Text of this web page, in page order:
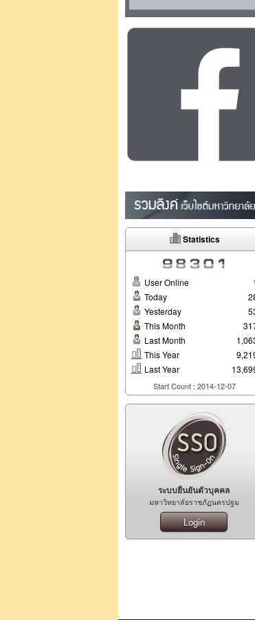
Statistics
User Online
Today
Yesterday
This Month
Last Month
This Year
Last Year
Start Count : 2014-12-07
ระบบยืนยันตัวบุคคล
มหาวิทยาลัยราชภัฏนครปฐม
Login